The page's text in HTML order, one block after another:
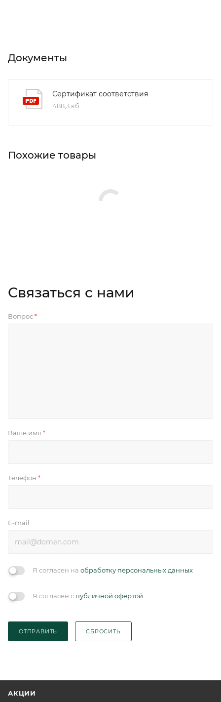
Документы
Сертификат соответствия
488,3 кб
Похожие товары
Связаться с нами
Вопрос *
Ваше имя *
Телефон *
E-mail
Я согласен на обработку персональных данных
Я согласен с публичной офертой
ОТПРАВИТЬ СБРОСИТЬ
АКЦИИ